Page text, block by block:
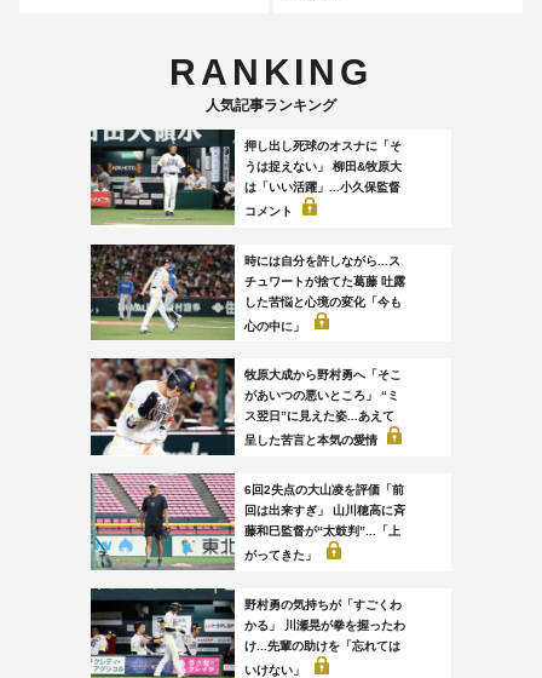
RANKING
人気記事ランキング
押し出し死球のオスナに「そ
うは捉えない」 柳田&牧原大
は「いい活躍」...小久保監督
コメント
時には自分を許しながら...ス
チュワートが捨てた葛藤 吐露
した苦悩と心境の変化「今も
心の中に」
牧原大成から野村勇へ「そこ
があいつの悪いところ」 “ミ
ス翌日”に見えた姿...あえて
呈した苦言と本気の愛情
6回2失点の大山凌を評価「前
回は出来すぎ」 山川穂高に斉
藤和巳監督が“太鼓判”...「上
がってきた」
野村勇の気持ちが「すごくわ
かる」 川瀬晃が拳を握ったわ
け...先輩の助けを「忘れては
いけない」